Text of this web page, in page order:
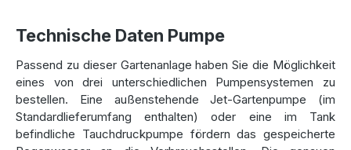
zwischen einerJet-Pumpe für flexible Anwendungen oder
besonders leise und automatische Bewässerung wählen.
DieWasseranschlussboxsorgt dafür, dass Sie das
gesammelteRegenwasserschnell und einfach für Ihre
Gartenbewässerung nutzen können. Dank der
durchdachten Ausstattung ist die Installation kinderleicht
Technische Daten Pumpe
Passend zu dieser Gartenanlage haben Sie die Möglichkeit
eines von drei unterschiedlichen Pumpensystemen zu
bestellen. Eine außenstehende Jet-Gartenpumpe (im
Standardlieferumfang enthalten) oder eine im Tank
befindliche Tauchdruckpumpe fördern das gespeicherte